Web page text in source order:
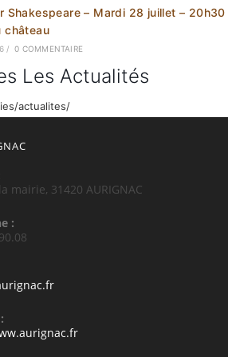
Shakespeare – Mardi 28 juillet – 20h30
château
/ 0 COMMENTAIRE
Les Actualités
actualites/
mairie, 31420 AURIGNAC
:
S’ouvre
application